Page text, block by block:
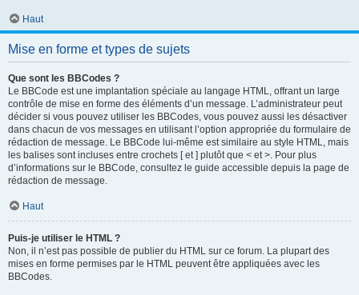
Haut
Mise en forme et types de sujets
Que sont les BBCodes ?
Le BBCode est une implantation spéciale au langage HTML, offrant un large
contrôle de mise en forme des éléments d’un message. L’administrateur peut
décider si vous pouvez utiliser les BBCodes, vous pouvez aussi les désactiver
dans chacun de vos messages en utilisant l’option appropriée du formulaire de
rédaction de message. Le BBCode lui-même est similaire au style HTML, mais
les balises sont incluses entre crochets [ et ] plutôt que < et >. Pour plus
d’informations sur le BBCode, consultez le guide accessible depuis la page de
rédaction de message.
Haut
Puis-je utiliser le HTML ?
Non, il n’est pas possible de publier du HTML sur ce forum. La plupart des
mises en forme permises par le HTML peuvent être appliquées avec les
BBCodes.